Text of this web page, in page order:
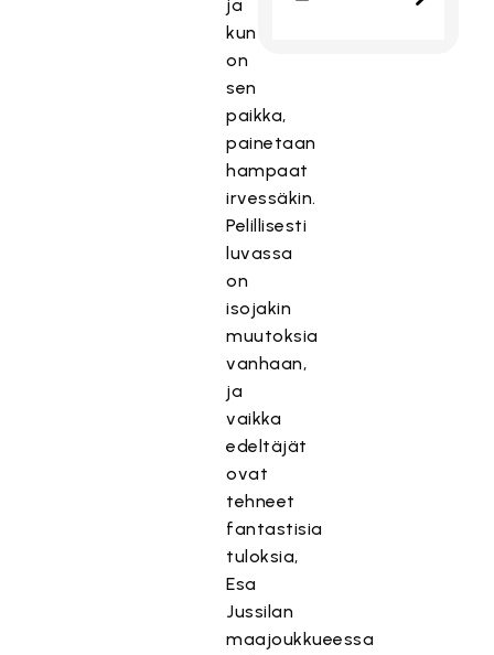
ja
kun
on
sen
paikka,
painetaan
hampaat
irvessäkin.
Pelillisesti
luvassa
on
isojakin
muutoksia
vanhaan,
ja
vaikka
edeltäjät
ovat
tehneet
fantastisia
tuloksia,
Esa
Jussilan
maajoukkueessa